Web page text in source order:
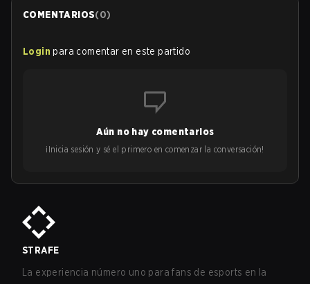
COMENTARIOS(0)
Login para comentar en este partido
Aún no hay comentarios
¡Inicia sesión y sé el primero en comenzar la conversación!
STRAFE
La experiencia número uno para fans de esports en la